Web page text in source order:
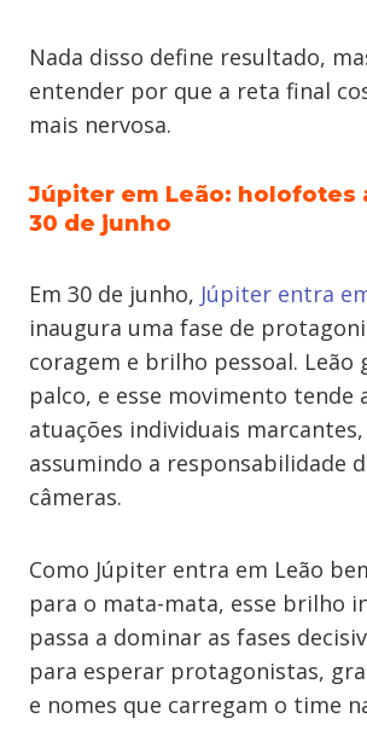
Nada disso define resultado,
entender por que a reta final
mais nervosa.
Júpiter em Leão: holofotes
30 de junho
Em 30 de junho, Júpiter entra
inaugura uma fase de
coragem e brilho pessoal. Leão
palco, e esse movimento tende
atuações individuais
assumindo a responsabilidade
câmeras.
Como Júpiter entra em Leão
para o mata-mata, esse brilho
passa a dominar as fases
para esperar protagonistas,
e nomes que carregam o time